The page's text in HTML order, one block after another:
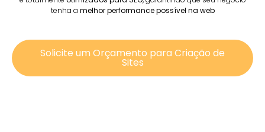
tenha a melhor performance possível na web
Solicite um Orçamento para Criação de
Sites